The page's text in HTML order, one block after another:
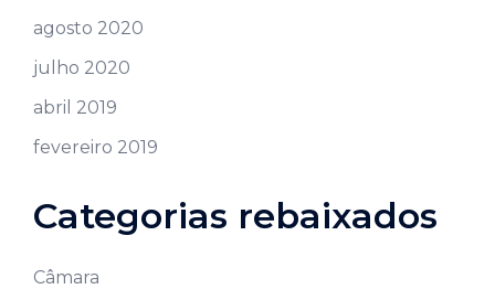
agosto 2020
julho 2020
abril 2019
fevereiro 2019
Categorias rebaixados
Câmara